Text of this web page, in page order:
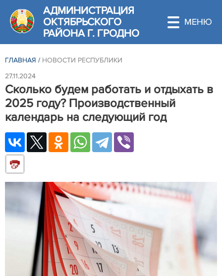
АДМИНИСТРАЦИЯ
ОКТЯБРЬСКОГО
РАЙОНА Г. ГРОДНО
ГЛАВНАЯ / НОВОСТИ РЕСПУБЛИКИ
27.11.2024
Сколько будем работать и отдыхать в
2025 году? Производственный
календарь на следующий год